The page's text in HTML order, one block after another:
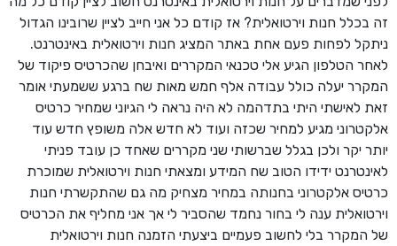
זה בכלל חנות וירטואלית? אז קודם כל אני חייב לציין שרובינו הגדול
ניתקל לפחות פעם אחת באתר המציג חנות וירטואלית באינטרנט.
לאחר הטלפון הגיע אלי טכנאי המקררים ואיבחן שהכרטיס פיקוד של
המקרר יעלה כולל עבודה אלף חמש מאות שח ברגע ששמעתי אומר
זאת לאישתי היתי בתדהמה לא היה נראה לי הגיוני שמחיר כרטיס
אלקטרוני מגיע למחיר שכזה ועוד לא חדש אלה משופץ חדש עוד
יותר יקר ולכן בגלל שברשותי שני מקררים שאחד כן עובד פניתי
לאינטרנט ידידו הטוב שח המידע ומצאתי חנות וירטואלית שמוכרת
כרטיס אלקטרוני בחנותה במחיר מצחיק מה גם שהתקשרתי חנות
וירטואלית ענה לי בחור נחמד שהסביר לי אך אני מחליף את הכרטיס
של המקרר בלי לחשוב פעמיים ביצעתי הזמנה חנות וירטואלית